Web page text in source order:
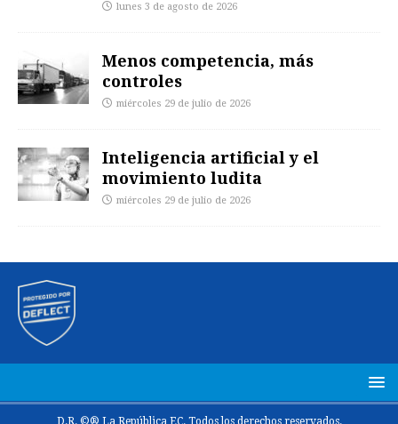
lunes 3 de agosto de 2026
Menos competencia, más
controles
miércoles 29 de julio de 2026
Inteligencia artificial y el
movimiento ludita
miércoles 29 de julio de 2026
D.R. ©® La República EC. Todos los derechos reservados.